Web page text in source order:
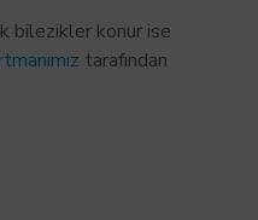
bilezikler konur ise
tarafından